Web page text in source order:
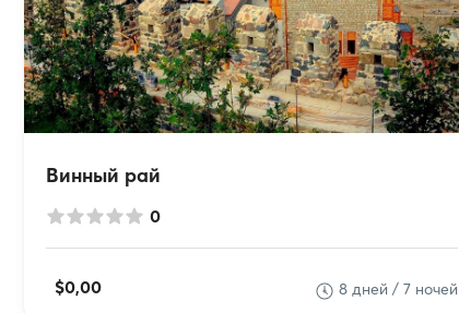
Винный рай
0
$0,00 8 дней / 7 ночей